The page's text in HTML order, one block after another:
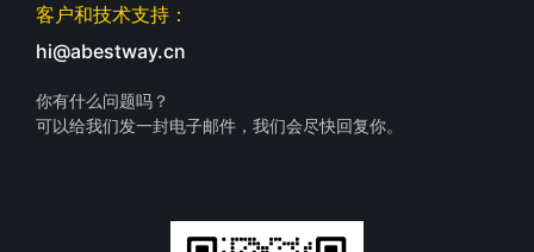
客户和技术支持：
hi@abestway.cn
你有什么问题吗？
可以给我们发一封电子邮件，我们会尽快回复你。